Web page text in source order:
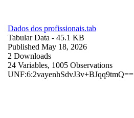
Dados dos profissionais.tab
Tabular Data - 45.1 KB
Published May 18, 2026
2 Downloads
24 Variables, 1005 Observations
UNF:6:2vayenhSdvJ3v+BJqq9tmQ==